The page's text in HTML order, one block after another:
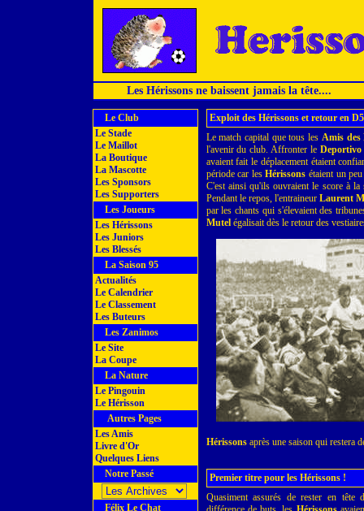
Les Hérissons ne baissent jamais la tête....
Le Club
Le Stade
Le Maillot
La Boutique
La Mascotte
Les Sponsors
Les Supporters
Les Joueurs
Les Hérissons
Les Juniors
Les Blessés
La Saison 95
Actualités
Le Calendrier
Le Classement
Les Buteurs
Les Zanimos
Le Site
La Coupe
La Nature
Le Pingouin
Le Hérisson
Autres Pages
Les Amis
Livre d'Or
Quelques Liens
Notre Passé
Félix Le Chat
Exploit des Hérissons et retour en
Le match capital que tous les Amis des
l'avenir du club. Affronter le
avaient fait le déplacement étaient
période car lesHérissons étaient un
C'est ainsi qu'ils ouvraient le score à la
Pendant le repos, l'entraineur Laurent
par les chants qui s'élevaient des
Mutelégalisait dès le retour des
Hérissonsaprès une saison qui restera
Premier titre pour les Hérissons !
Quasiment assurés de rester en tête